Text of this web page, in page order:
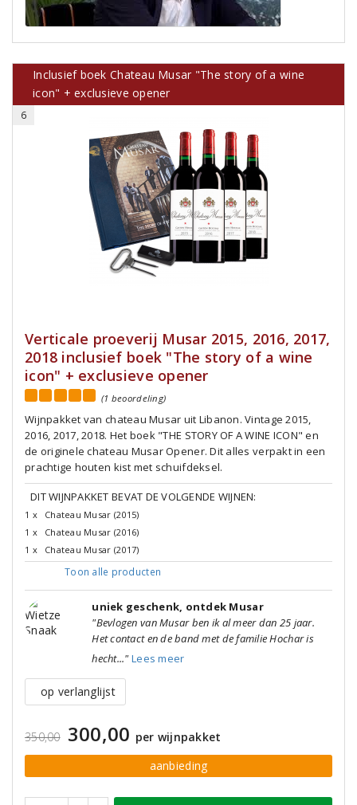
Inclusief boek Chateau Musar "The story of a wine
icon" + exclusieve opener
6
Verticale proeverij Musar 2015, 2016, 2017,
2018 inclusief boek "The story of a wine
icon" + exclusieve opener
(1 beoordeling)
Wijnpakket van chateau Musar uit Libanon. Vintage 2015,
2016, 2017, 2018. Het boek "THE STORY OF A WINE ICON" en
de originele chateau Musar Opener. Dit alles verpakt in een
prachtige houten kist met schuifdeksel.
DIT WIJNPAKKET BEVAT DE VOLGENDE WIJNEN:
1 x
Chateau Musar (2015)
1 x
Chateau Musar (2016)
1 x
Chateau Musar (2017)
Toon alle producten
uniek geschenk, ontdek Musar
"Bevlogen van Musar ben ik al meer dan 25 jaar.
Het contact en de band met de familie Hochar is
hecht..." Lees meer
op verlanglijst
350,00 300,00 per wijnpakket
aanbieding